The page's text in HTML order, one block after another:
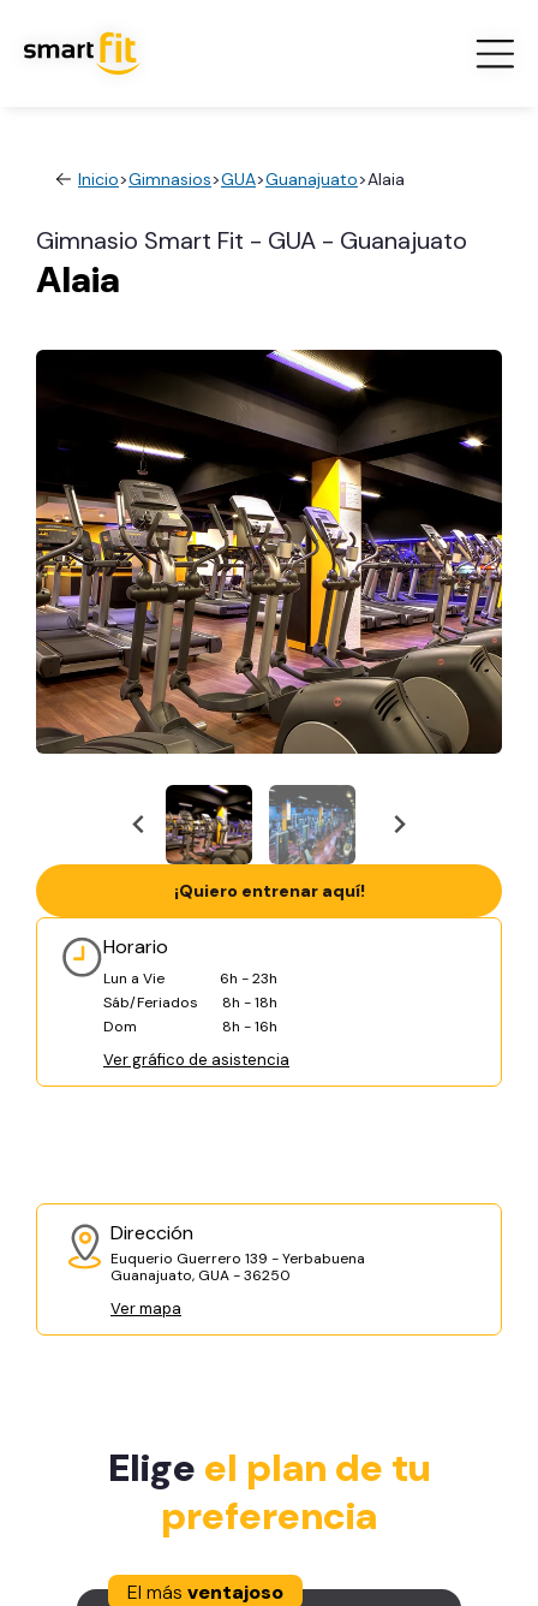
Inicio>Gimnasios>GUA>Guanajuato>Alaia
Gimnasio Smart Fit - GUA - Guanajuato
Alaia
Horario
Lun a Vie
6h - 23h
Sáb/Feriados
8h - 18h
Dom
8h - 16h
Ver gráfico de asistencia
Dirección
Euquerio Guerrero 139 - Yerbabuena
Guanajuato, GUA - 36250
Ver mapa
¡Quiero entrenar aquí!
Elige el plan de tu
preferencia
El más ventajoso